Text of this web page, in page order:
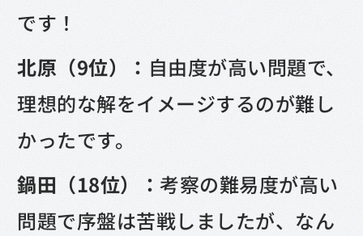
です！
北原（9位）： 自由度が高い問題で、
理想的な解をイメージするのが難し
かったです。
鍋田（18位）：考察の難易度が高い
問題で序盤は苦戦しましたが、なん